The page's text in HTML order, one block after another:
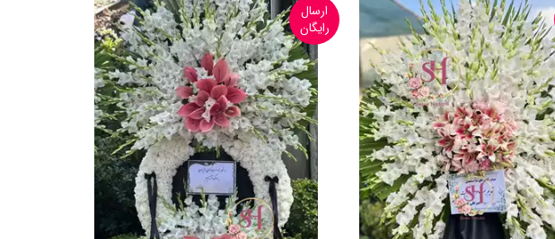
ارسال
رایگان